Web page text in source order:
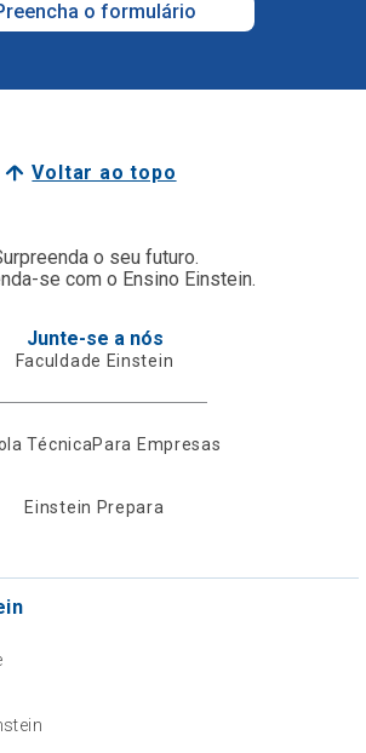
o formulário
Voltar ao topo
o seu futuro.
se com o Ensino Einstein.
Junte-se a nós
Faculdade Einstein
TécnicaPara Empresas
Einstein Prepara